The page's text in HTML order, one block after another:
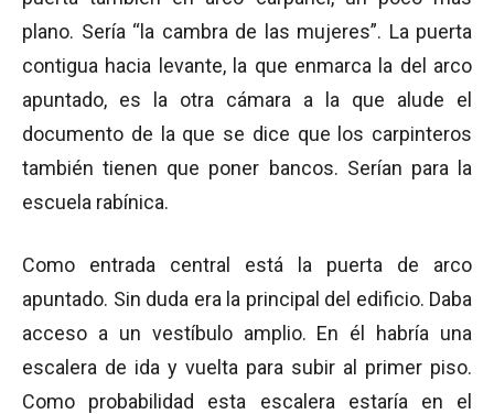
plano. Sería “la cambra de las mujeres”. La puerta
contigua hacia levante, la que enmarca la del arco
apuntado, es la otra cámara a la que alude el
documento de la que se dice que los carpinteros
también tienen que poner bancos. Serían para la
escuela rabínica.
Como entrada central está la puerta de arco
apuntado. Sin duda era la principal del edificio. Daba
acceso a un vestíbulo amplio. En él habría una
escalera de ida y vuelta para subir al primer piso.
Como probabilidad esta escalera estaría en el